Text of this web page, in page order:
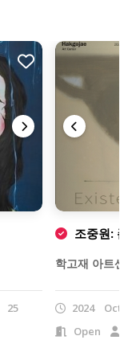
25
조중원:
학고재 아트센
2024
Open